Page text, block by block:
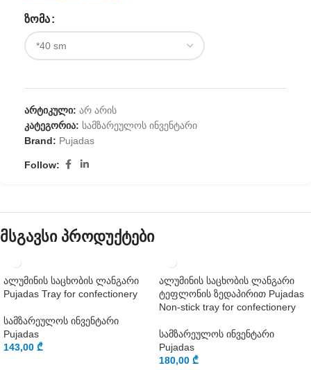
ᲖᲝᲛᲐ
არტიკული: არ არის
კატეგორია: სამზარეულოს ინვენტარი
Brand: Pujadas
Follow:
მსგავსი პროდუქტები
ალუმინის საცხობის ლანგარი
Pujadas Tray for confectionery
სამზარეულოს ინვენტარი
Pujadas
143,00 ₾
ალუმინის საცხობის ლანგარი
ტეფლონის ზედაპირით Pujadas
Non-stick tray for confectionery
სამზარეულოს ინვენტარი
Pujadas
180,00 ₾